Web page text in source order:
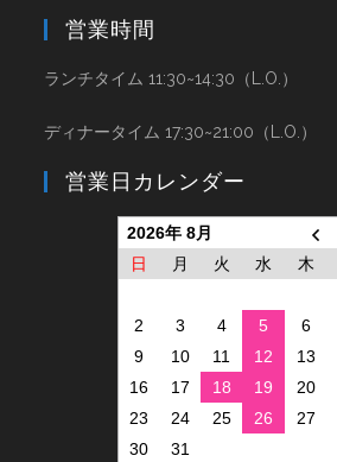
営業時間
ランチタイム 11:30~14:30（L.O.）
ディナータイム 17:30~21:00（L.O.）
営業日カレンダー
2026年 8月
日
月 火 水 木
2
3 4 5 6
9
10 11 12 13
16
17 18 19 20
23
24 25 26 27
30
31